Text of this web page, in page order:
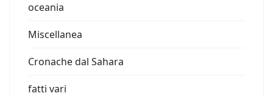
oceania
Miscellanea
Cronache dal Sahara
fatti vari